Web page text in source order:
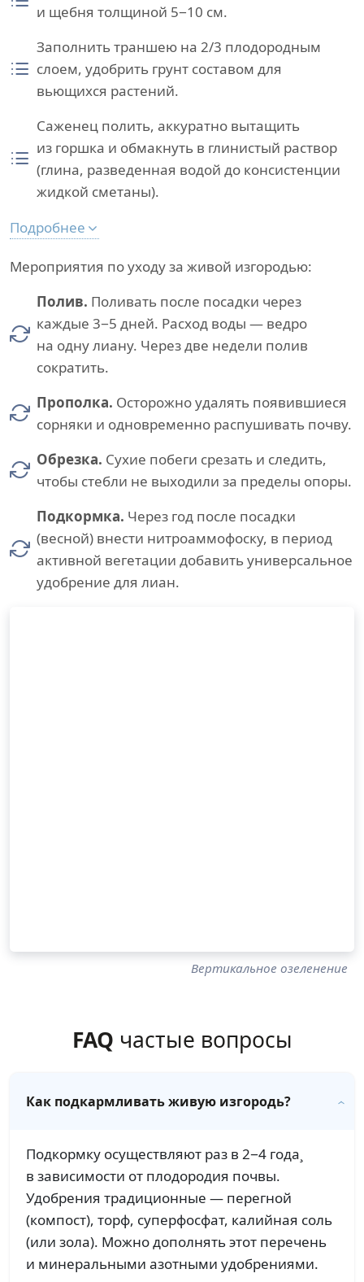
и щебня толщиной 5−10 см.
Заполнить траншею на 2/3 плодородным
слоем, удобрить грунт составом для
вьющихся растений.
Саженец полить, аккуратно вытащить
из горшка и обмакнуть в глинистый раствор
(глина, разведенная водой до консистенции
жидкой сметаны).
Подробнее
Мероприятия по уходу за живой изгородью:
Полив. Поливать после посадки через
каждые 3−5 дней. Расход воды — ведро
на одну лиану. Через две недели полив
сократить.
Прополка. Осторожно удалять появившиеся
сорняки и одновременно распушивать почву.
Обрезка. Сухие побеги срезать и следить,
чтобы стебли не выходили за пределы опоры.
Подкормка. Через год после посадки
(весной) внести нитроаммофоску, в период
активной вегетации добавить универсальное
удобрение для лиан.
Вертикальное озеленение
FAQ частые вопросы
Как подкармливать живую изгородь?
Подкормку осуществляют раз в 2−4 года¸
в зависимости от плодородия почвы.
Удобрения традиционные — перегной
(компост), торф, суперфосфат, калийная соль
(или зола). Можно дополнять этот перечень
и минеральными азотными удобрениями.